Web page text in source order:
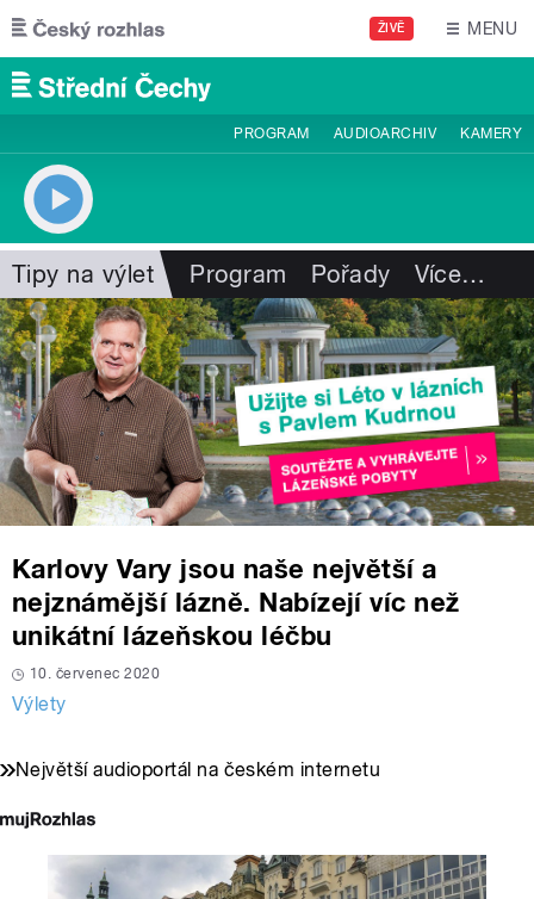
Přejít k hlavnímu obsahu
ŽIVĚ MENU
PROGRAM AUDIOARCHIV KAMERY
Tipy na výlet Program Pořady Více…
Karlovy Vary jsou naše největší a
nejznámější lázně. Nabízejí víc než
unikátní lázeňskou léčbu
10. červenec 2020
Výlety
Největší audioportál na českém internetu